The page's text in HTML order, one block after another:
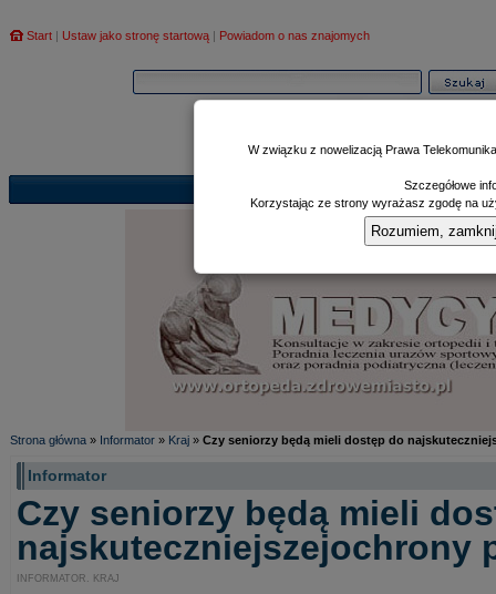
Start | Ustaw jako stronę startową | Powiadom o nas znajomych
Poczekalnia|
Strona główna » Informator » Kraj » Czy seniorzy będą mieli dostęp do
Informator
Czy seniorzy będą mieli
najskuteczniejszejochrony
INFORMATOR. KRAJ
W związku z nowelizacją Prawa
Szczegółowe
Korzystając ze strony wyrażasz zgodę na
Rozumiem,